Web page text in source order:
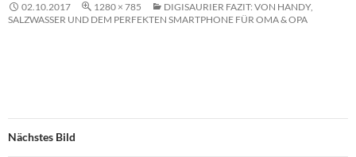
02.10.2017 1280 × 785
DIGISAURIER FAZIT: VON HANDY,
SALZWASSER UND DEM PERFEKTEN SMARTPHONE FÜR OMA & OPA
Nächstes Bild